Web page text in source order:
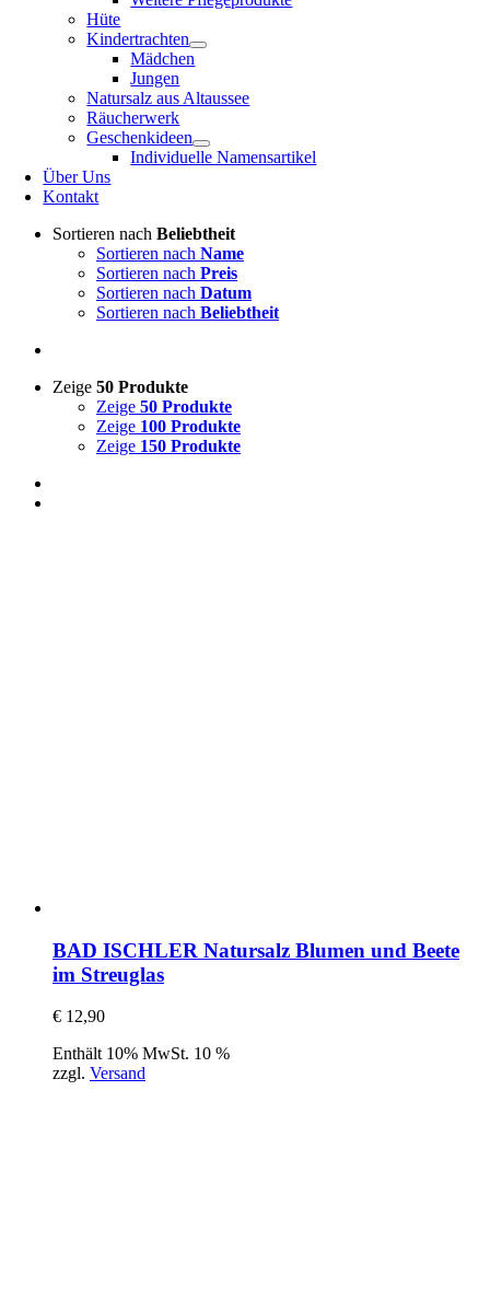
Hüte
Kindertrachten
Mädchen
Jungen
Natursalz aus Altaussee
Räucherwerk
Geschenkideen
Individuelle Namensartikel
Über Uns
Kontakt
Sortieren nach Beliebtheit
Sortieren nach Name
Sortieren nach Preis
Sortieren nach Datum
Sortieren nach Beliebtheit
Zeige 50 Produkte
Zeige 50 Produkte
Zeige 100 Produkte
Zeige 150 Produkte
BAD ISCHLER Natursalz Blumen und Beete
im Streuglas
€ 12,90
Enthält 10% MwSt. 10 %
zzgl. Versand